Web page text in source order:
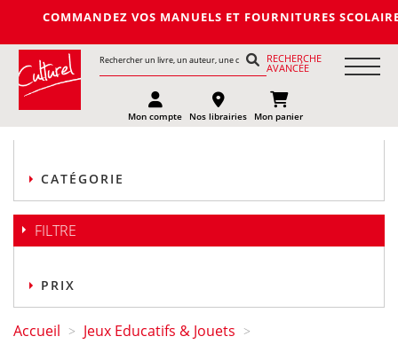
VOS MANUELS ET FOURNITURES
RECHERCHE
AVANCÉE
Mon compte Nos librairies Mon panier
CATÉGORIE
FILTRE
PRIX
Accueil > Jeux Educatifs & Jouets >